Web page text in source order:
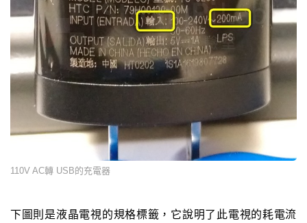
110V AC轉 USB的充電器
下圖則是液晶電視的規格標籤，它說明了此電視的耗電流